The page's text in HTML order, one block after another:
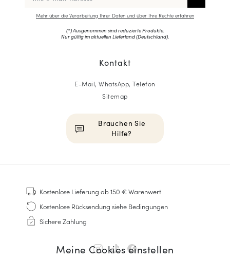
Meine Cookies einstellen
Mehr über die Verarbeitung Ihrer Daten und über Ihre Rechte erfahren
(*) Ausgenommen sind reduzierte Produkte.
Nur gültig im aktuellen Lieferland (Deutschland).
Kontakt
E-Mail, WhatsApp, Telefon
Sitemap
Brauchen Sie
Hilfe?
Sneakers
Goodyear genäht
Derbys & Richelieu
Richelieu-Herrenschuhe
Sandalen & Espadrilles
Kostenlose Lieferung ab 150 € Warenwert
Kostenlose Rücksendung siehe Bedingungen
Sichere Zahlung